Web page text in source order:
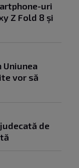
uri
Z Fold 8 și
Uniunea
vor să
de